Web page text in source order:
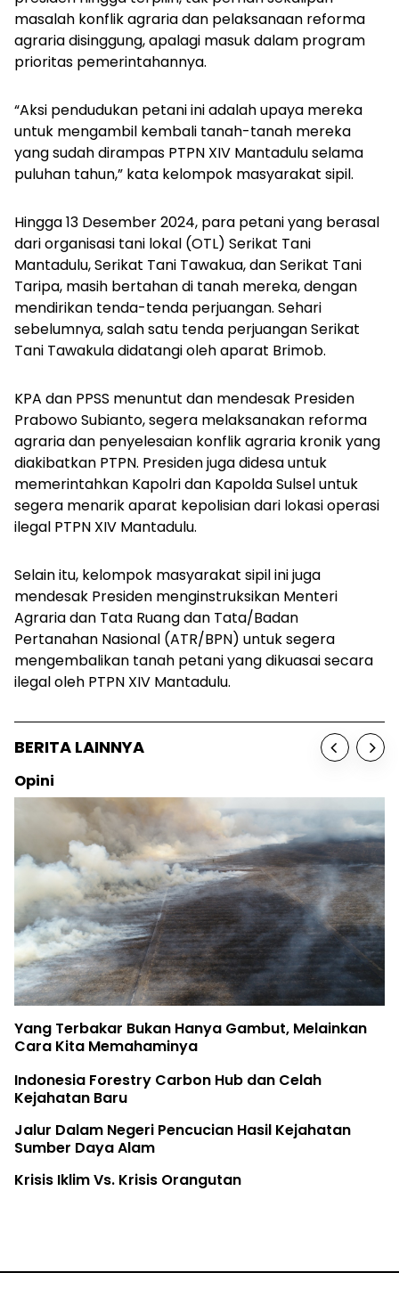
masalah konflik agraria dan pelaksanaan reforma
agraria disinggung, apalagi masuk dalam program
prioritas pemerintahannya.
“Aksi pendudukan petani ini adalah upaya mereka
untuk mengambil kembali tanah-tanah mereka
yang sudah dirampas PTPN XIV Mantadulu selama
puluhan tahun,” kata kelompok masyarakat sipil.
Hingga 13 Desember 2024, para petani yang berasal
dari organisasi tani lokal (OTL) Serikat Tani
Mantadulu, Serikat Tani Tawakua, dan Serikat Tani
Taripa, masih bertahan di tanah mereka, dengan
mendirikan tenda-tenda perjuangan. Sehari
sebelumnya, salah satu tenda perjuangan Serikat
Tani Tawakula didatangi oleh aparat Brimob.
KPA dan PPSS menuntut dan mendesak Presiden
Prabowo Subianto, segera melaksanakan reforma
agraria dan penyelesaian konflik agraria kronik yang
diakibatkan PTPN. Presiden juga didesa untuk
memerintahkan Kapolri dan Kapolda Sulsel untuk
segera menarik aparat kepolisian dari lokasi operasi
ilegal PTPN XIV Mantadulu.
Selain itu, kelompok masyarakat sipil ini juga
mendesak Presiden menginstruksikan Menteri
Agraria dan Tata Ruang dan Tata/Badan
Pertanahan Nasional (ATR/BPN) untuk segera
mengembalikan tanah petani yang dikuasai secara
ilegal oleh PTPN XIV Mantadulu.
BERITA LAINNYA
Terbakar Bukan Hanya Gambut, Melainkan
Kita Memahaminya
Forestry Carbon Hub dan Celah
Baru
Dalam Negeri Pencucian Hasil Kejahatan
Daya Alam
Iklim Vs. Krisis Orangutan